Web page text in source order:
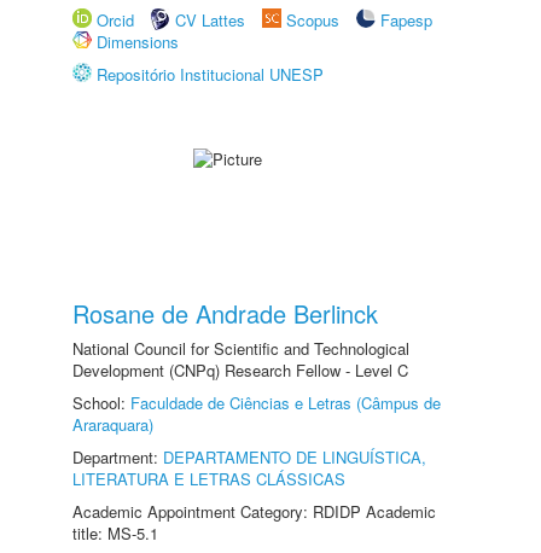
Orcid
CV Lattes Scopus
Fapesp
Dimensions
Repositório Institucional UNESP
Rosane de Andrade Berlinck
National Council for Scientific and Technological
Development (CNPq) Research Fellow - Level C
School: Faculdade de Ciências e Letras (Câmpus de
Araraquara)
Department: DEPARTAMENTO DE LINGUÍSTICA,
LITERATURA E LETRAS CLÁSSICAS
Academic Appointment Category: RDIDP Academic
title: MS-5.1